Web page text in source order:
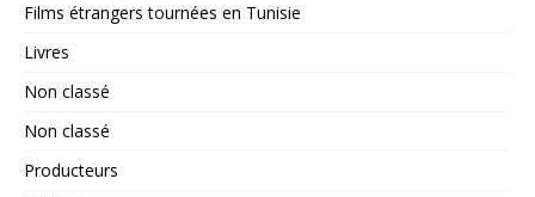
Films étrangers tournées en Tunisie
Livres
Non classé
Non classé
Producteurs